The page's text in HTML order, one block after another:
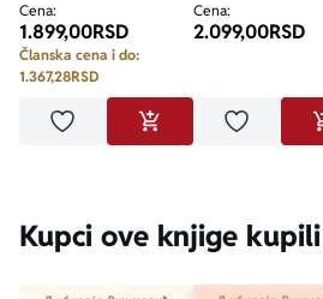
Cena:
1.899,00RSD
Članska cena i do:
1.367,28RSD
Dodaj u omiljeneDODAJ U KORPU
Cena:
2.099,00RSD
Dodaj u
Kupci ove knjige